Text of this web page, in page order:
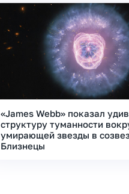
«James Webb» показал
структуру туманности
умирающей звезды в
Близнецы